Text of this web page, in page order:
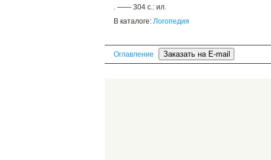
. —— 304 с.: ил.
В каталоге: Логопедия
Оглавление